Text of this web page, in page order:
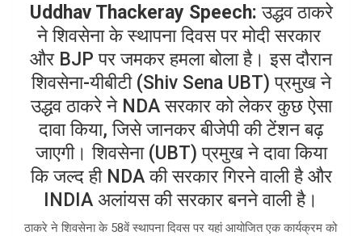
s
A
p
p
e
Uddhav Thackeray Speech: उद्धव ठाकरे
ने शिवसेना के स्थापना दिवस पर मोदी सरकार
और BJP पर जमकर हमला बोला है। इस दौरान
शिवसेना-यीबीटी (Shiv Sena UBT) प्रमुख ने
उद्धव ठाकरे ने NDA सरकार को लेकर कुछ ऐसा
दावा किया, जिसे जानकर बीजेपी की टेंशन बढ़
जाएगी। शिवसेना (UBT) प्रमुख ने दावा किया
कि जल्द ही NDA की सरकार गिरने वाली है और
INDIA अलांयस की सरकार बनने वाली है।
ठाकरे ने शिवसेना के 58वें स्थापना दिवस पर यहां आयोजित एक कार्यक्रम को